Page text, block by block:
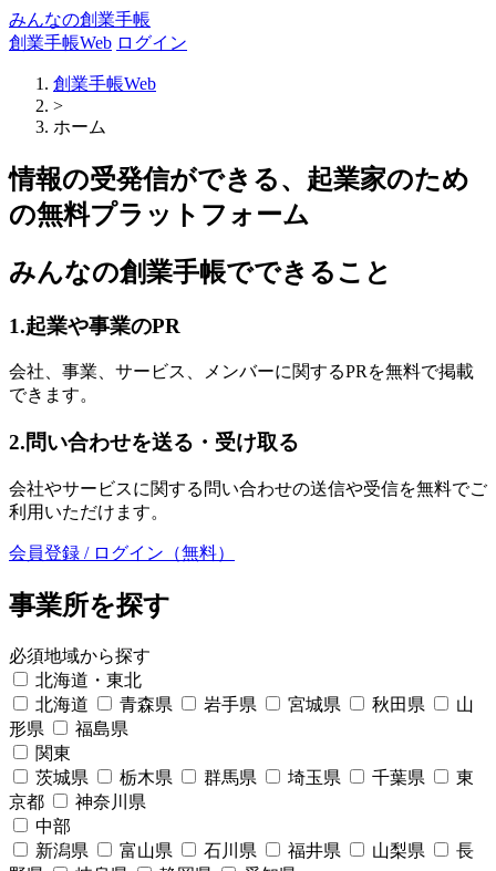
みんなの創業手帳
創業手帳Web ログイン
創業手帳Web
>
ホーム
情報の受発信ができる、起業家のため
の無料プラットフォーム
みんなの創業手帳でできること
1.起業や事業のPR
会社、事業、サービス、メンバーに関するPRを無料で掲載
できます。
2.問い合わせを送る・受け取る
会社やサービスに関する問い合わせの送信や受信を無料でご
利用いただけます。
会員登録 / ログイン（無料）
事業所を探す
必須地域から探す
北海道・東北
北海道
青森県 岩手県 宮城県 秋田県
山
形県
福島県
関東
茨城県
栃木県 群馬県 埼玉県 千葉県
東
京都
神奈川県
中部
新潟県
富山県 石川県 福井県 山梨県
長